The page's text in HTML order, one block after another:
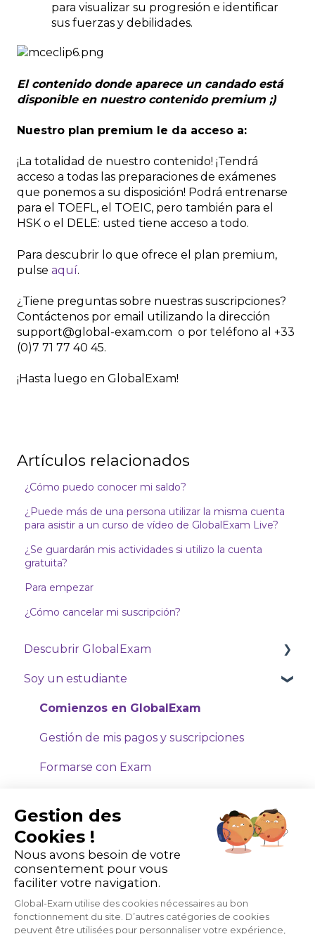
para visualizar su progresión e identificar
sus fuerzas y debilidades.
El contenido donde aparece un candado está
disponible en nuestro contenido premium ;)
Nuestro plan premium le da acceso a:
¡La totalidad de nuestro contenido! ¡Tendrá
acceso a todas las preparaciones de exámenes
que ponemos a su disposición! Podrá entrenarse
para el TOEFL, el TOEIC, pero también para el
HSK o el DELE: usted tiene acceso a todo.
Para descubrir lo que ofrece el plan premium,
pulse aquí.
¿Tiene preguntas sobre nuestras suscripciones?
Contáctenos por email utilizando la dirección
support@global-exam.com o por teléfono al +33
(0)7 71 77 40 45.
¡Hasta luego en GlobalExam!
Artículos relacionados
¿Cómo puedo conocer mi saldo?
¿Puede más de una persona utilizar la misma cuenta
para asistir a un curso de vídeo de GlobalExam Live?
¿Se guardarán mis actividades si utilizo la cuenta
gratuita?
Para empezar
¿Cómo cancelar mi suscripción?
Descubrir GlobalExam
GlobalExam Live
Soy un estudiante
Comienzos en GlobalExam
Gestión de mis pagos y suscripciones
Formarse con Exam
Cursos virtuales
Soy formador o administrador
Comienzos en GlobalExam
Los estudiantes
Gestion des
Cookies !
Nous avons besoin de votre
consentement pour vous
faciliter votre navigation.
Global-Exam utilise des cookies nécessaires au bon
fonctionnement du site. D’autres catégories de cookies
peuvent être utilisées pour personnaliser votre expérience,